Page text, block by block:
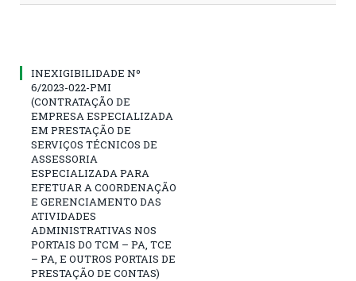
INEXIGIBILIDADE Nº
6/2023-022-PMI
(CONTRATAÇÃO DE
EMPRESA ESPECIALIZADA
EM PRESTAÇÃO DE
SERVIÇOS TÉCNICOS DE
ASSESSORIA
ESPECIALIZADA PARA
EFETUAR A COORDENAÇÃO
E GERENCIAMENTO DAS
ATIVIDADES
ADMINISTRATIVAS NOS
PORTAIS DO TCM – PA, TCE
– PA, E OUTROS PORTAIS DE
PRESTAÇÃO DE CONTAS)